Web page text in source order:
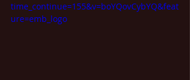
time_continue=155&v=boYQovCybYQ&feat
ure=emb_logo